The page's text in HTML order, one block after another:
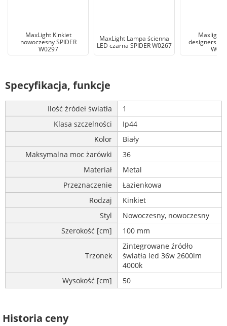
MaxLight Kinkiet
nowoczesny SPIDER
W0297
MaxLight Lampa ścienna
LED czarna SPIDER W0267
Maxlight
designerski
Specyfikacja, funkcje
Ilość źródeł światła
1
Klasa szczelności
Ip44
Kolor
Biały
Maksymalna moc żarówki
36
Materiał
Metal
Przeznaczenie
Łazienkowa
Rodzaj
Kinkiet
Styl
Nowoczesny, nowoczesny
Szerokość [cm]
100 mm
Trzonek
Zintegrowane źródło
światła led 36w 2600lm
4000k
Wysokość [cm]
50
Historia ceny